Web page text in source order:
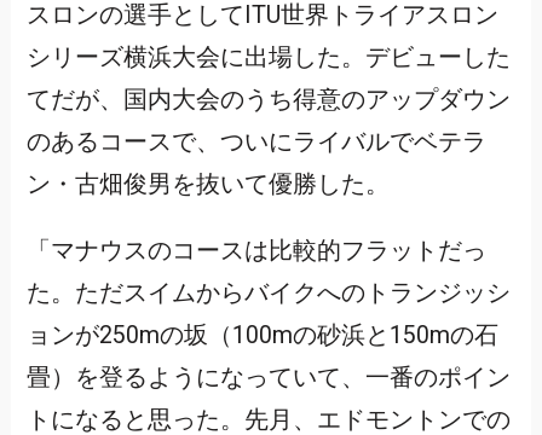
スロンの選手としてITU世界トライアスロン
シリーズ横浜大会に出場した。デビューした
てだが、国内大会のうち得意のアップダウン
のあるコースで、ついにライバルでベテラ
ン・古畑俊男を抜いて優勝した。
「マナウスのコースは比較的フラットだっ
た。ただスイムからバイクへのトランジッシ
ョンが250mの坂（100mの砂浜と150mの石
畳）を登るようになっていて、一番のポイン
トになると思った。先月、エドモントンでの